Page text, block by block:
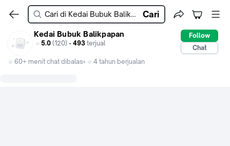
Cari
Kedai Bubuk Balikpapan
5.0 (120) • 493 terjual
Follow
Chat
60+ menit chat dibalas
4 tahun berjualan